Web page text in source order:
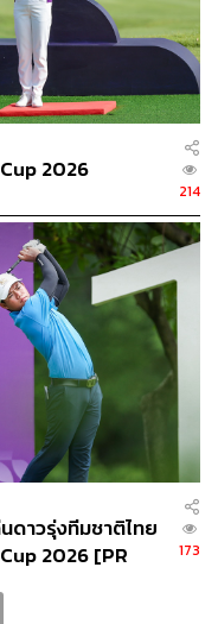
2026
214
ดาวรุ่งทีมชาติไทย
2026 [PR
173